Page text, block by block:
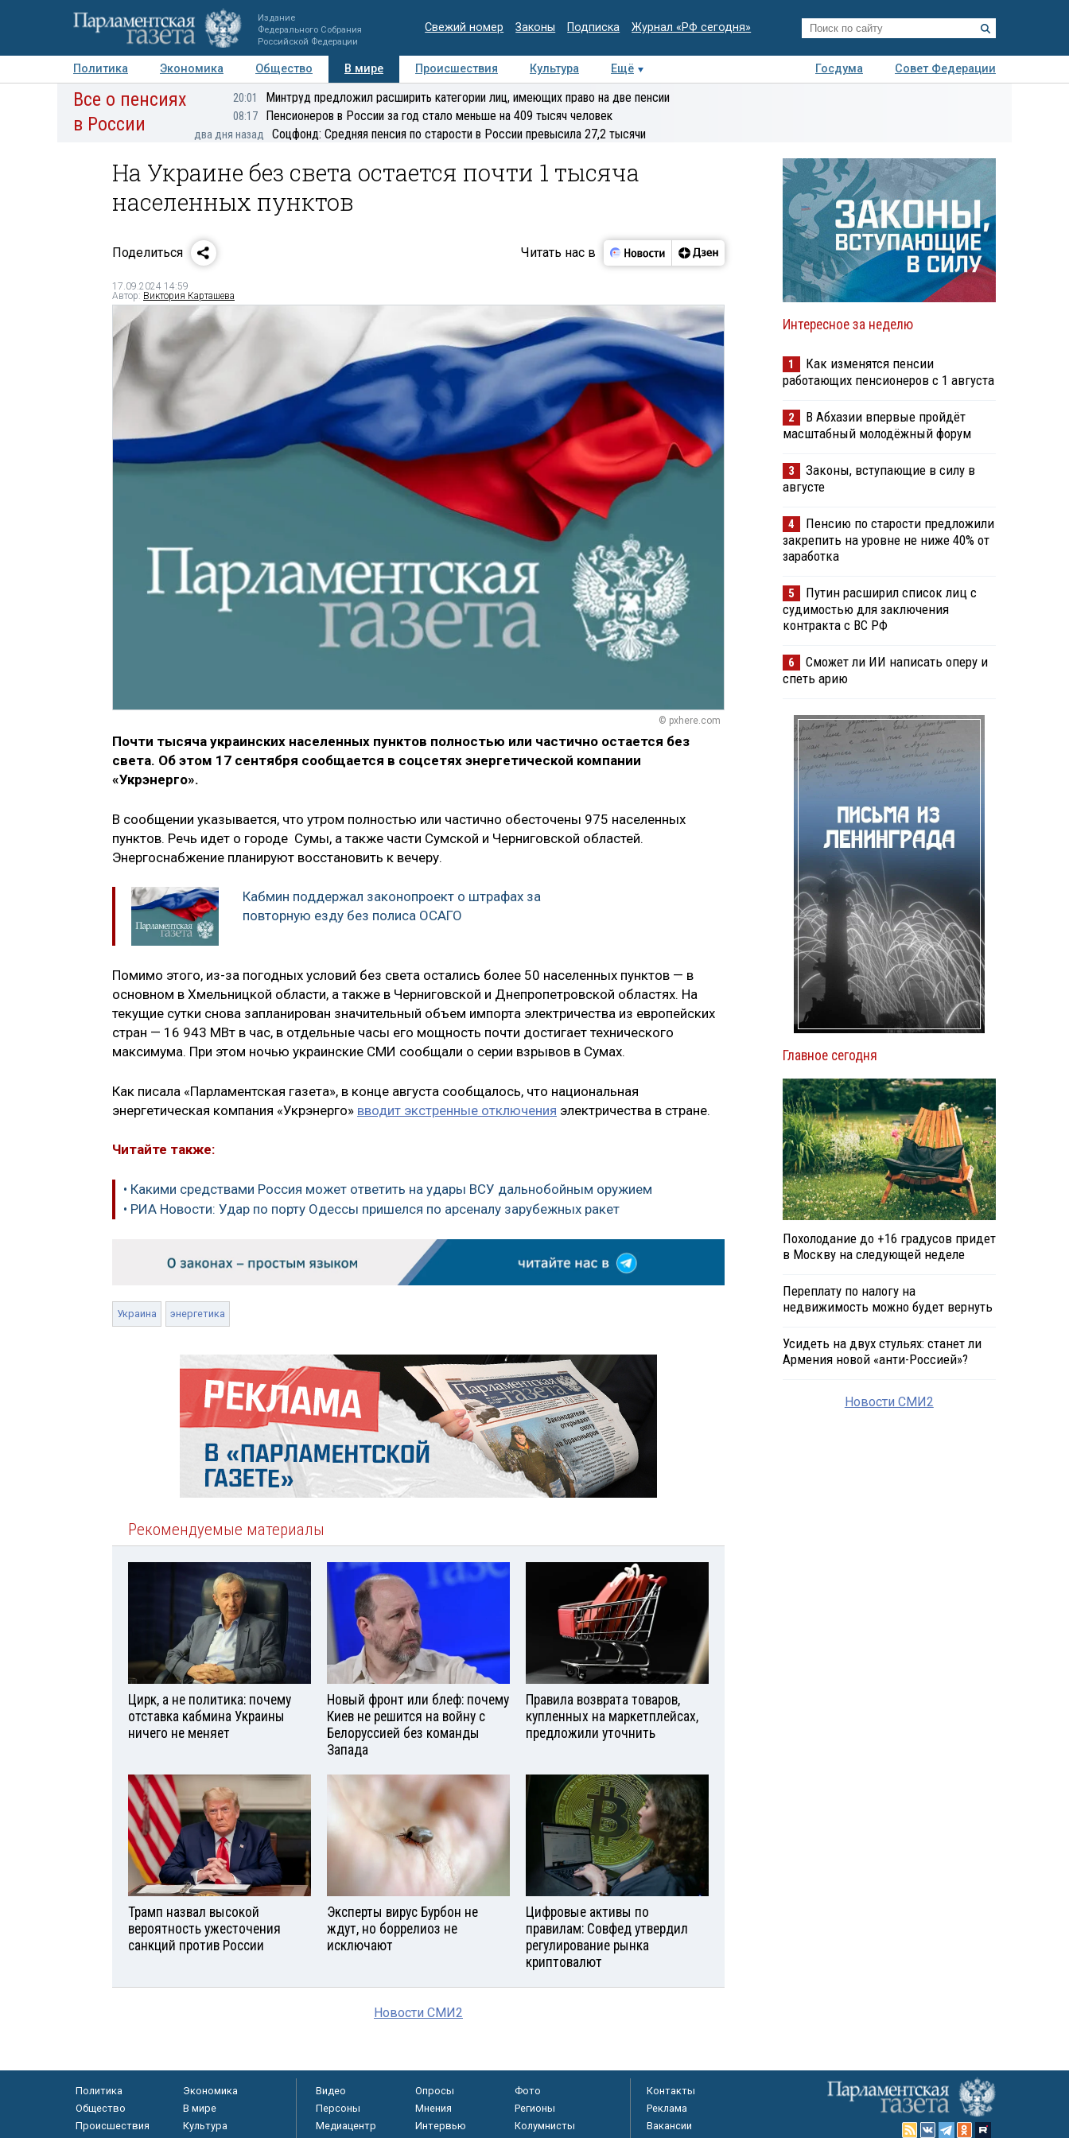
Издание
Федерального Собрания
Российской Федерации
Свежий номер Законы Подписка Журнал «РФ сегодня»
Политика Экономика Общество В мире Происшествия Культура Ещё Госдума
Совет Федерации
Авторы Персоны Мнения Регионы Медиацентр Интервью Колумнисты
Деловая
Все о пенсиях
в России
20:01 Минтруд предложил расширить категории лиц, имеющих право на две пенсии
08:17 Пенсионеров в России за год стало меньше на 409 тысяч человек
два дня назад Соцфонд: Средняя пенсия по старости в России превысила 27,2 тысячи
На Украине без света остается почти 1 тысяча
населенных пунктов
Поделиться Читать нас в
17.09.2024 14:59
Автор: Виктория Карташева
© pxhere.com
Почти тысяча украинских населенных пунктов полностью или частично остается без
света. Об этом 17 сентября сообщается в соцсетях энергетической компании
«Укрэнерго».
В сообщении указывается, что утром полностью или частично обесточены 975 населенных
пунктов. Речь идет о городе Сумы, а также части Сумской и Черниговской областей.
Энергоснабжение планируют восстановить к вечеру.
Кабмин поддержал законопроект о штрафах за
повторную езду без полиса ОСАГО
Помимо этого, из-за погодных условий без света остались более 50 населенных пунктов — в
основном в Хмельницкой области, а также в Черниговской и Днепропетровской областях. На
текущие сутки снова запланирован значительный объем импорта электричества из европейских
стран — 16 943 МВт в час, в отдельные часы его мощность почти достигает технического
максимума. При этом ночью украинские СМИ сообщали о серии взрывов в Сумах.
Как писала «Парламентская газета», в конце августа сообщалось, что национальная
энергетическая компания «Укрэнерго» вводит экстренные отключения электричества в стране.
Читайте также:
• Какими средствами Россия может ответить на удары ВСУ дальнобойным оружием
• РИА Новости: Удар по порту Одессы пришелся по арсеналу зарубежных ракет
Украина энергетика
Рекомендуемые материалы
Цирк, а не политика: почему
отставка кабмина Украины
ничего не меняет
Новый фронт или блеф: почему
Киев не решится на войну с
Белоруссией без команды
Запада
Правила возврата товаров,
купленных на маркетплейсах,
предложили уточнить
Трамп назвал высокой
вероятность ужесточения
санкций против России
Эксперты вирус Бурбон не
ждут, но боррелиоз не
исключают
Цифровые активы по
правилам: Совфед утвердил
регулирование рынка
криптовалют
Новости СМИ2
Интересное за неделю
1
Как изменятся пенсии
работающих пенсионеров с 1 августа
2
В Абхазии впервые пройдёт
масштабный молодёжный форум
3
Законы, вступающие в силу в
августе
4
Пенсию по старости предложили
закрепить на уровне не ниже 40% от
заработка
5
Путин расширил список лиц с
судимостью для заключения
контракта с ВС РФ
6
Сможет ли ИИ написать оперу и
спеть арию
Главное сегодня
Похолодание до +16 градусов придет
в Москву на следующей неделе
Переплату по налогу на
недвижимость можно будет вернуть
Усидеть на двух стульях: станет ли
Армения новой «анти-Россией»?
Новости СМИ2
Политика
Экономика
Общество
В мире
Происшествия
Культура
Видео Опросы
Фото
Персоны
Мнения
Регионы
Медиацентр
Интервью Колумнисты
Контакты
Реклама
Вакансии